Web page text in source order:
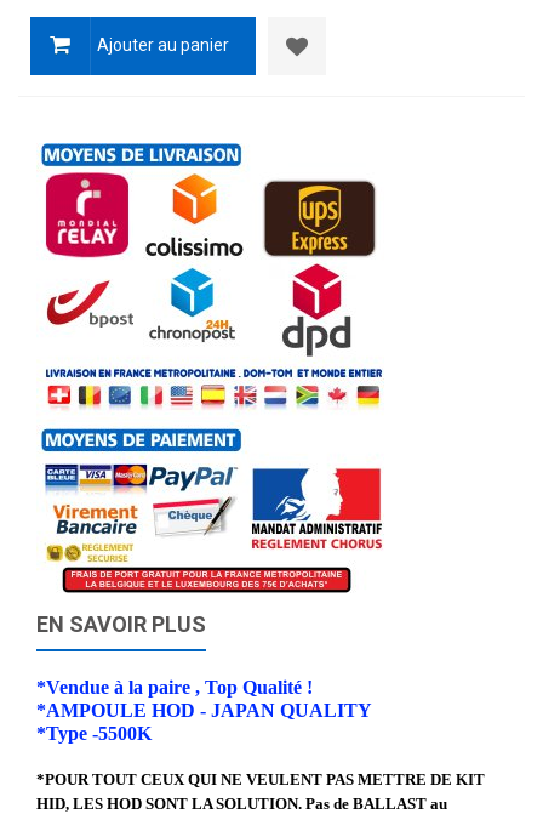
Ajouter au panier
EN SAVOIR PLUS
*Vendue à la paire , Top Qualité !
*AMPOULE HOD - JAPAN QUALITY
*Type -5500K
*POUR TOUT CEUX QUI NE VEULENT PAS METTRE DE KIT
HID, LES HOD SONT LA SOLUTION. Pas de BALLAST au